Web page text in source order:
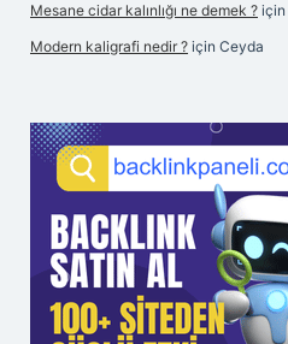
Mesane cidar kalınlığı ne demek ? için
Modern kaligrafi nedir ? için Ceyda